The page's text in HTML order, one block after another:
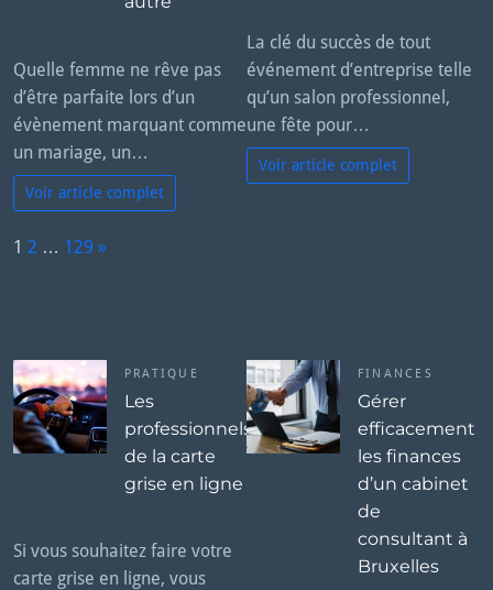
Quelle femme ne rêve pas
d’être parfaite lors d’un
évènement marquant comme
un mariage, un…
Voir article complet
La clé du succès de tout
événement d’entreprise telle
qu’un salon professionnel,
une fête pour…
Voir article complet
P
1 2 … 129 »
PRATIQUE
Les
professionnels
de la carte
grise en ligne
Si vous souhaitez faire votre
carte grise en ligne, vous
FINANCES
Gérer
efficacement
les finances
d’un cabinet
de
consultant à
Bruxelles